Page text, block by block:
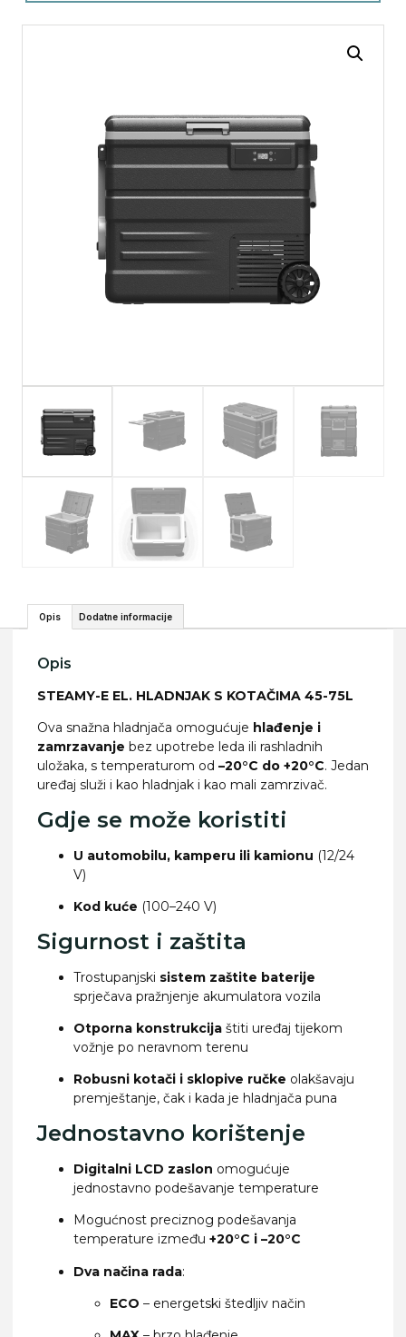
Opis Dodatne informacije
Opis
STEAMY-E EL. HLADNJAK S KOTAČIMA 45-75L
Ova snažna hladnjača omogućuje hlađenje i
zamrzavanje bez upotrebe leda ili rashladnih
uložaka, s temperaturom od –20°C do +20°C. Jedan
uređaj služi i kao hladnjak i kao mali zamrzivač.
Gdje se može koristiti
U automobilu, kamperu ili kamionu (12/24
V)
Kod kuće (100–240 V)
Sigurnost i zaštita
Trostupanjski sistem zaštite baterije
sprječava pražnjenje akumulatora vozila
Otporna konstrukcija štiti uređaj tijekom
vožnje po neravnom terenu
Robusni kotači i sklopive ručke olakšavaju
premještanje, čak i kada je hladnjača puna
Jednostavno korištenje
Digitalni LCD zaslon omogućuje
jednostavno podešavanje temperature
Mogućnost preciznog podešavanja
temperature između +20°C i –20°C
Dva načina rada:
ECO – energetski štedljiv način